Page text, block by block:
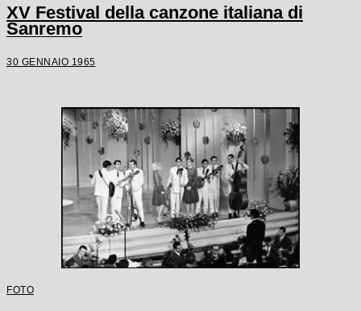
XV Festival della canzone italiana di
Sanremo
30 GENNAIO 1965
FOTO